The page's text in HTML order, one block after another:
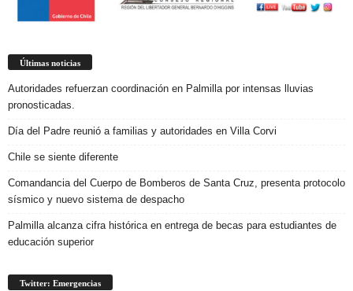
Últimas noticias
Autoridades refuerzan coordinación en Palmilla por intensas lluvias
pronosticadas.
Día del Padre reunió a familias y autoridades en Villa Corvi
Chile se siente diferente
Comandancia del Cuerpo de Bomberos de Santa Cruz, presenta protocolo
sísmico y nuevo sistema de despacho
Palmilla alcanza cifra histórica en entrega de becas para estudiantes de
educación superior
Twitter: Emergencias